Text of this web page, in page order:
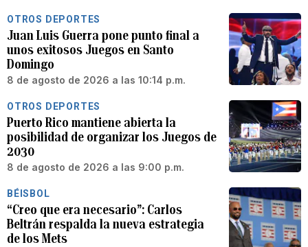
OTROS DEPORTES
Juan Luis Guerra pone punto final a
unos exitosos Juegos en Santo
Domingo
8 de agosto de 2026 a las 10:14 p.m.
OTROS DEPORTES
Puerto Rico mantiene abierta la
posibilidad de organizar los Juegos de
2030
8 de agosto de 2026 a las 9:00 p.m.
BÉISBOL
“Creo que era necesario”: Carlos
Beltrán respalda la nueva estrategia
de los Mets